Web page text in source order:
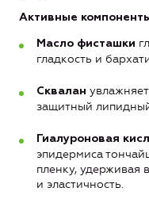
Активные
Масло фисташки
гладкость и
Сквалан
защитный
Гиалуроновая
эпидермиса
пленку, удерживая
и эластичность.